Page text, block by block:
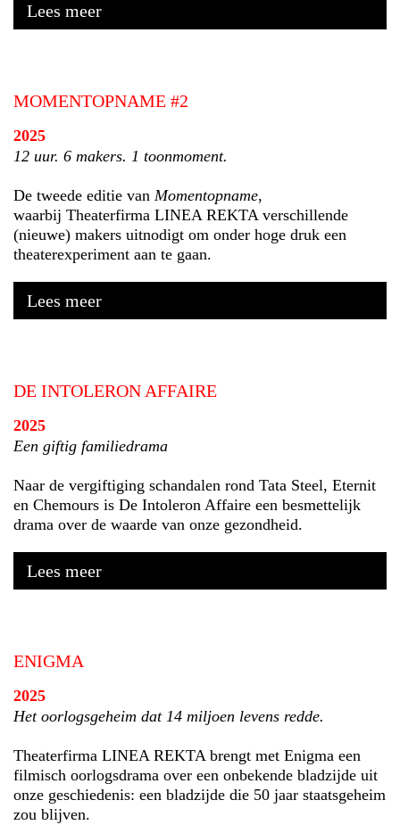
Lees meer
MOMENTOPNAME #2
2025
12 uur. 6 makers. 1 toonmoment.
De tweede editie van Momentopname,
waarbij Theaterfirma LINEA REKTA verschillende
(nieuwe) makers uitnodigt om onder hoge druk een
theaterexperiment aan te gaan.
Lees meer
DE INTOLERON AFFAIRE
2025
Een giftig familiedrama
Naar de vergiftiging schandalen rond Tata Steel, Eternit
en Chemours is De Intoleron Affaire een besmettelijk
drama over de waarde van onze gezondheid.
Lees meer
ENIGMA
2025
Het oorlogsgeheim dat 14 miljoen levens redde.
Theaterfirma LINEA REKTA brengt met Enigma een
filmisch oorlogsdrama over een onbekende bladzijde uit
onze geschiedenis: een bladzijde die 50 jaar staatsgeheim
zou blijven.